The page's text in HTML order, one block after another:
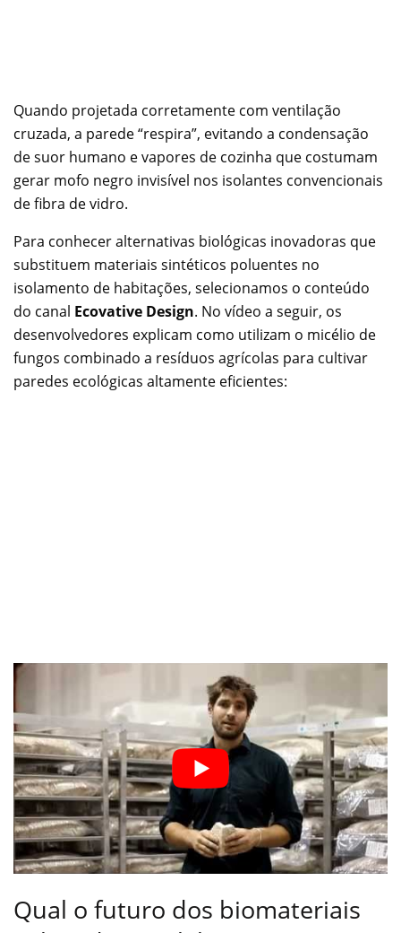
Quando projetada corretamente com ventilação
cruzada, a parede “respira”, evitando a condensação
de suor humano e vapores de cozinha que costumam
gerar mofo negro invisível nos isolantes convencionais
de fibra de vidro.
Para conhecer alternativas biológicas inovadoras que
substituem materiais sintéticos poluentes no
isolamento de habitações, selecionamos o conteúdo
do canal Ecovative Design. No vídeo a seguir, os
desenvolvedores explicam como utilizam o micélio de
fungos combinado a resíduos agrícolas para cultivar
paredes ecológicas altamente eficientes:
Qual o futuro dos biomateriais